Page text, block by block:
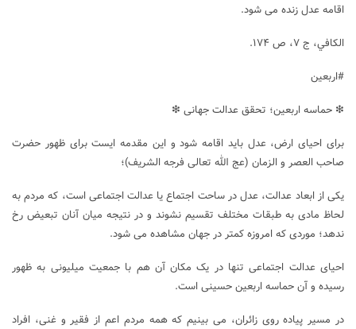
اقامه عدل زنده می شود.
الكافي، ج ‏۷، ص ۱۷۴.
#اربعین
❇ حماسه اربعین؛ تحقق عدالت جهانی ❇
برای احیای ارض، عدل باید اقامه شود و این مقدمه ایست برای ظهور حضرت
صاحب العصر و الزمان (عج الله تعالی فرجه الشریف)؛
یکی از ابعاد عدالت، عدل در ساحت اجتماع یا عدالت اجتماعی است، که مردم به
لحاظ مادی به طبقات مختلف تقسیم نشوند و در نتیجه میان آنان تبعیض رخ
ندهد؛ موردی که امروزه کمتر در جهان مشاهده می شود.
احیای عدالت اجتماعی تنها در یک مکان آن هم با جمعیت میلیونی به ظهور
رسیده و آن حماسه اربعین حسینی است.
در مسیر پیاده روی زائران، می بینیم که همه مردم اعم از فقیر و غنی، افراد